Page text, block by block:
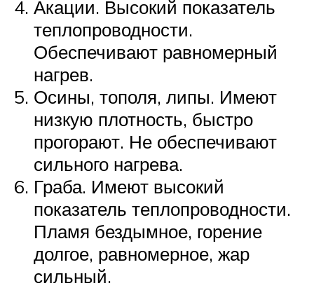
Акации. Высокий показатель
теплопроводности.
Обеспечивают равномерный
нагрев.
Осины, тополя, липы. Имеют
низкую плотность, быстро
прогорают. Не обеспечивают
сильного нагрева.
Граба. Имеют высокий
показатель теплопроводности.
Пламя бездымное, горение
долгое, равномерное, жар
сильный.